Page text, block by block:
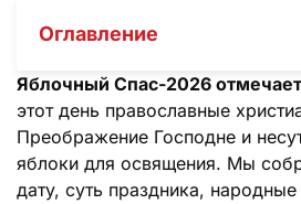
Оглавление
Яблочный Спас-2026
этот день православные
Преображение Господне и
яблоки для освящения. Мы
дату, суть праздника,